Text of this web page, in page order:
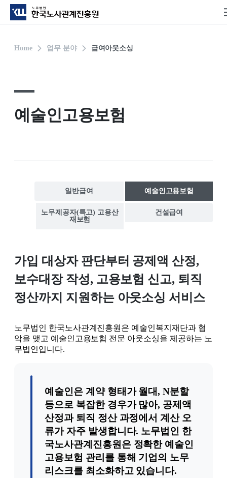
Home 업무 분야 급여아웃소싱
예술인고용보험
일반급여 예술인고용보험
노무제공자(특고) 고용산
재보험
건설급여
예술인고용보험 전문 노무법인
예술인고용보험, 예고, 예고 아웃소싱
가입 대상자 판단부터 공제액 산정,
보수대장 작성, 고용보험 신고, 퇴직
정산까지 지원하는 아웃소싱 서비스
노무법인 한국노사관계진흥원은 예술인복지재단과 협
악을 맺고 예술인고용보험 전문 아웃소싱을 제공하는 노
무법인입니다.
예술인은 계약 형태가 월대, N분할
등으로 복잡한 경우가 많아, 공제액
산정과 퇴직 정산 과정에서 계산 오
류가 자주 발생합니다. 노무법인 한
국노사관계진흥원은 정확한 예술인
고용보험 관리를 통해 기업의 노무
리스크를 최소화하고 있습니다.